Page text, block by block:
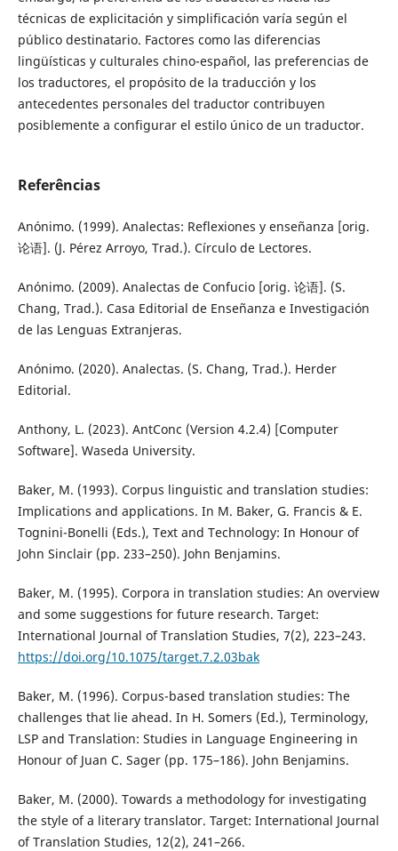
técnicas de explicitación y simplificación varía según el
público destinatario. Factores como las diferencias
lingüísticas y culturales chino-español, las preferencias de
los traductores, el propósito de la traducción y los
antecedentes personales del traductor contribuyen
posiblemente a configurar el estilo único de un traductor.
Referências
Anónimo. (1999). Analectas: Reflexiones y enseñanza [orig.
论语]. (J. Pérez Arroyo, Trad.). Círculo de Lectores.
Anónimo. (2009). Analectas de Confucio [orig. 论语]. (S.
Chang, Trad.). Casa Editorial de Enseñanza e Investigación
de las Lenguas Extranjeras.
Anónimo. (2020). Analectas. (S. Chang, Trad.). Herder
Editorial.
Anthony, L. (2023). AntConc (Version 4.2.4) [Computer
Software]. Waseda University.
Baker, M. (1993). Corpus linguistic and translation studies:
Implications and applications. In M. Baker, G. Francis & E.
Tognini-Bonelli (Eds.), Text and Technology: In Honour of
John Sinclair (pp. 233–250). John Benjamins.
Baker, M. (1995). Corpora in translation studies: An overview
and some suggestions for future research. Target:
International Journal of Translation Studies, 7(2), 223–243.
https://doi.org/10.1075/target.7.2.03bak
Baker, M. (1996). Corpus-based translation studies: The
challenges that lie ahead. In H. Somers (Ed.), Terminology,
LSP and Translation: Studies in Language Engineering in
Honour of Juan C. Sager (pp. 175–186). John Benjamins.
Baker, M. (2000). Towards a methodology for investigating
the style of a literary translator. Target: International Journal
of Translation Studies, 12(2), 241–266.